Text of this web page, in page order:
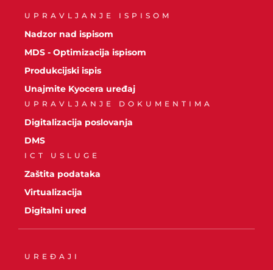
UPRAVLJANJE ISPISOM
Nadzor nad ispisom
MDS - Optimizacija ispisom
Produkcijski ispis
Unajmite Kyocera uređaj
UPRAVLJANJE DOKUMENTIMA
Digitalizacija poslovanja
DMS
ICT USLUGE
Zaštita podataka
Virtualizacija
Digitalni ured
UREĐAJI